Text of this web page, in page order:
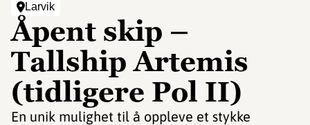
Larvik
Åpent skip –
Tallship Artemis
(tidligere Pol II)
En unik mulighet til å oppleve et stykke